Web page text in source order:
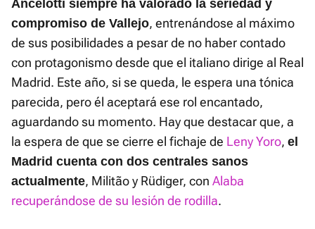
Ancelotti siempre ha valorado la seriedad y
compromiso de Vallejo, entrenándose al máximo
de sus posibilidades a pesar de no haber contado
con protagonismo desde que el italiano dirige al Real
Madrid. Este año, si se queda, le espera una tónica
parecida, pero él aceptará ese rol encantado,
aguardando su momento. Hay que destacar que, a
la espera de que se cierre el fichaje de Leny Yoro, el
Madrid cuenta con dos centrales sanos
actualmente, Militão y Rüdiger, con Alaba
recuperándose de su lesión de rodilla.